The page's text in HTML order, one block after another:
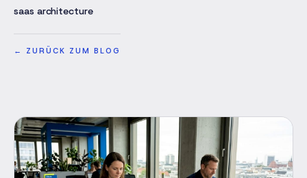
saas architecture
← ZURÜCK ZUM BLOG